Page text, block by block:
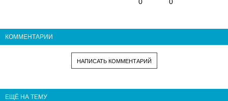
КОММЕНТАРИИ
НАПИСАТЬ КОММЕНТАРИЙ
ЕЩЁ НА ТЕМУ